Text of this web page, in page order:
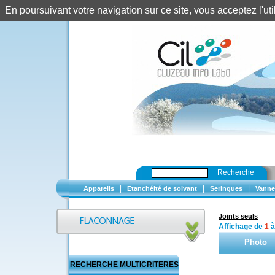
Recherche
Appareils Etanchéité de solvant Seringues
RECHERCHE MULTICRITERES
Joints seuls
Affichage de 1 à
Photo
En poursuivant votre navigation sur ce site, vous acceptez